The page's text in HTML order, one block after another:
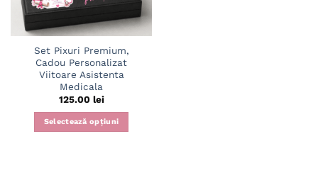
Set Pixuri Premium,
Cadou Personalizat
Viitoare Asistenta
Medicala
125.00 lei
Selectează opțiuni